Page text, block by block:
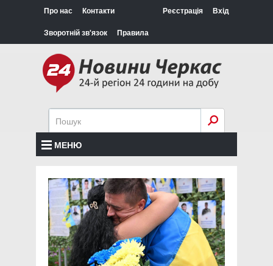
Про нас Контакти
Зворотній зв'язок Правила
Реєстрація Вхід
МЕНЮ